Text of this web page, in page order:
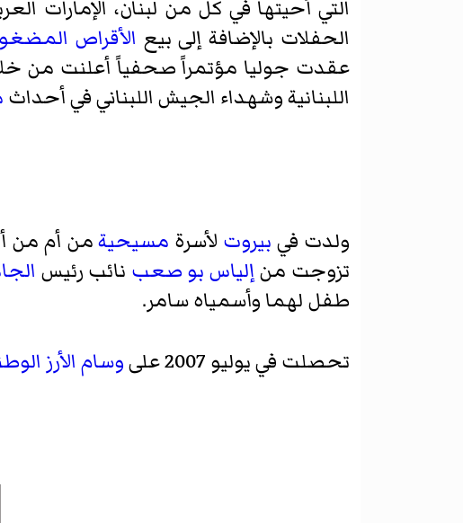
التي أحيتها في كل من لبنان، الإمارات
الحفلات بالإضافة إلى بيع الأقراص
اللبنانية وشهداء الجيش اللبناني في أحداث
ولدت في بيروت لأسرة مسيحيةمن أم من
تزوجت منإلياس بو صعب نائب رئيس
طفل لهما وأسمياه سامر.
تحصلت في يوليو 2007 على وسام الأرز